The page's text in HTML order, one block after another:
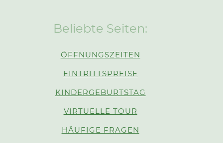
Beliebte Seiten:
ÖFFNUNGSZEITEN
EINTRITTSPREISE
KINDERGEBURTSTAG
VIRTUELLE TOUR
HÄUFIGE FRAGEN